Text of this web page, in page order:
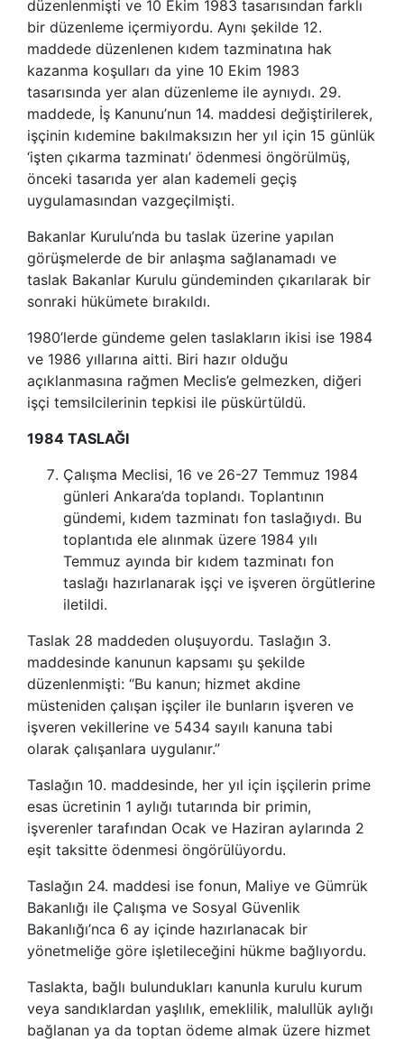
düzenlenmişti ve 10 Ekim 1983 tasarısından farklı
bir düzenleme içermiyordu. Aynı şekilde 12.
maddede düzenlenen kıdem tazminatına hak
kazanma koşulları da yine 10 Ekim 1983
tasarısında yer alan düzenleme ile aynıydı. 29.
maddede, İş Kanunu’nun 14. maddesi değiştirilerek,
işçinin kıdemine bakılmaksızın her yıl için 15 günlük
‘işten çıkarma tazminatı’ ödenmesi öngörülmüş,
önceki tasarıda yer alan kademeli geçiş
uygulamasından vazgeçilmişti.
Bakanlar Kurulu’nda bu taslak üzerine yapılan
görüşmelerde de bir anlaşma sağlanamadı ve
taslak Bakanlar Kurulu gündeminden çıkarılarak bir
sonraki hükümete bırakıldı.
1980’lerde gündeme gelen taslakların ikisi ise 1984
ve 1986 yıllarına aitti. Biri hazır olduğu
açıklanmasına rağmen Meclis’e gelmezken, diğeri
işçi temsilcilerinin tepkisi ile püskürtüldü.
1984 TASLAĞI
Çalışma Meclisi, 16 ve 26-27 Temmuz 1984
günleri Ankara’da toplandı. Toplantının
gündemi, kıdem tazminatı fon taslağıydı. Bu
toplantıda ele alınmak üzere 1984 yılı
Temmuz ayında bir kıdem tazminatı fon
taslağı hazırlanarak işçi ve işveren örgütlerine
iletildi.
Taslak 28 maddeden oluşuyordu. Taslağın 3.
maddesinde kanunun kapsamı şu şekilde
düzenlenmişti: “Bu kanun; hizmet akdine
müsteniden çalışan işçiler ile bunların işveren ve
işveren vekillerine ve 5434 sayılı kanuna tabi
olarak çalışanlara uygulanır.”
Taslağın 10. maddesinde, her yıl için işçilerin prime
esas ücretinin 1 aylığı tutarında bir primin,
işverenler tarafından Ocak ve Haziran aylarında 2
eşit taksitte ödenmesi öngörülüyordu.
Taslağın 24. maddesi ise fonun, Maliye ve Gümrük
Bakanlığı ile Çalışma ve Sosyal Güvenlik
Bakanlığı’nca 6 ay içinde hazırlanacak bir
yönetmeliğe göre işletileceğini hükme bağlıyordu.
Taslakta, bağlı bulundukları kanunla kurulu kurum
veya sandıklardan yaşlılık, emeklilik, malullük aylığı
bağlanan ya da toptan ödeme almak üzere hizmet